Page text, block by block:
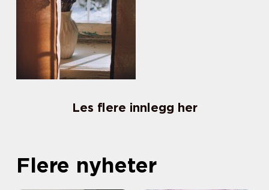
Les flere innlegg her
Flere nyheter